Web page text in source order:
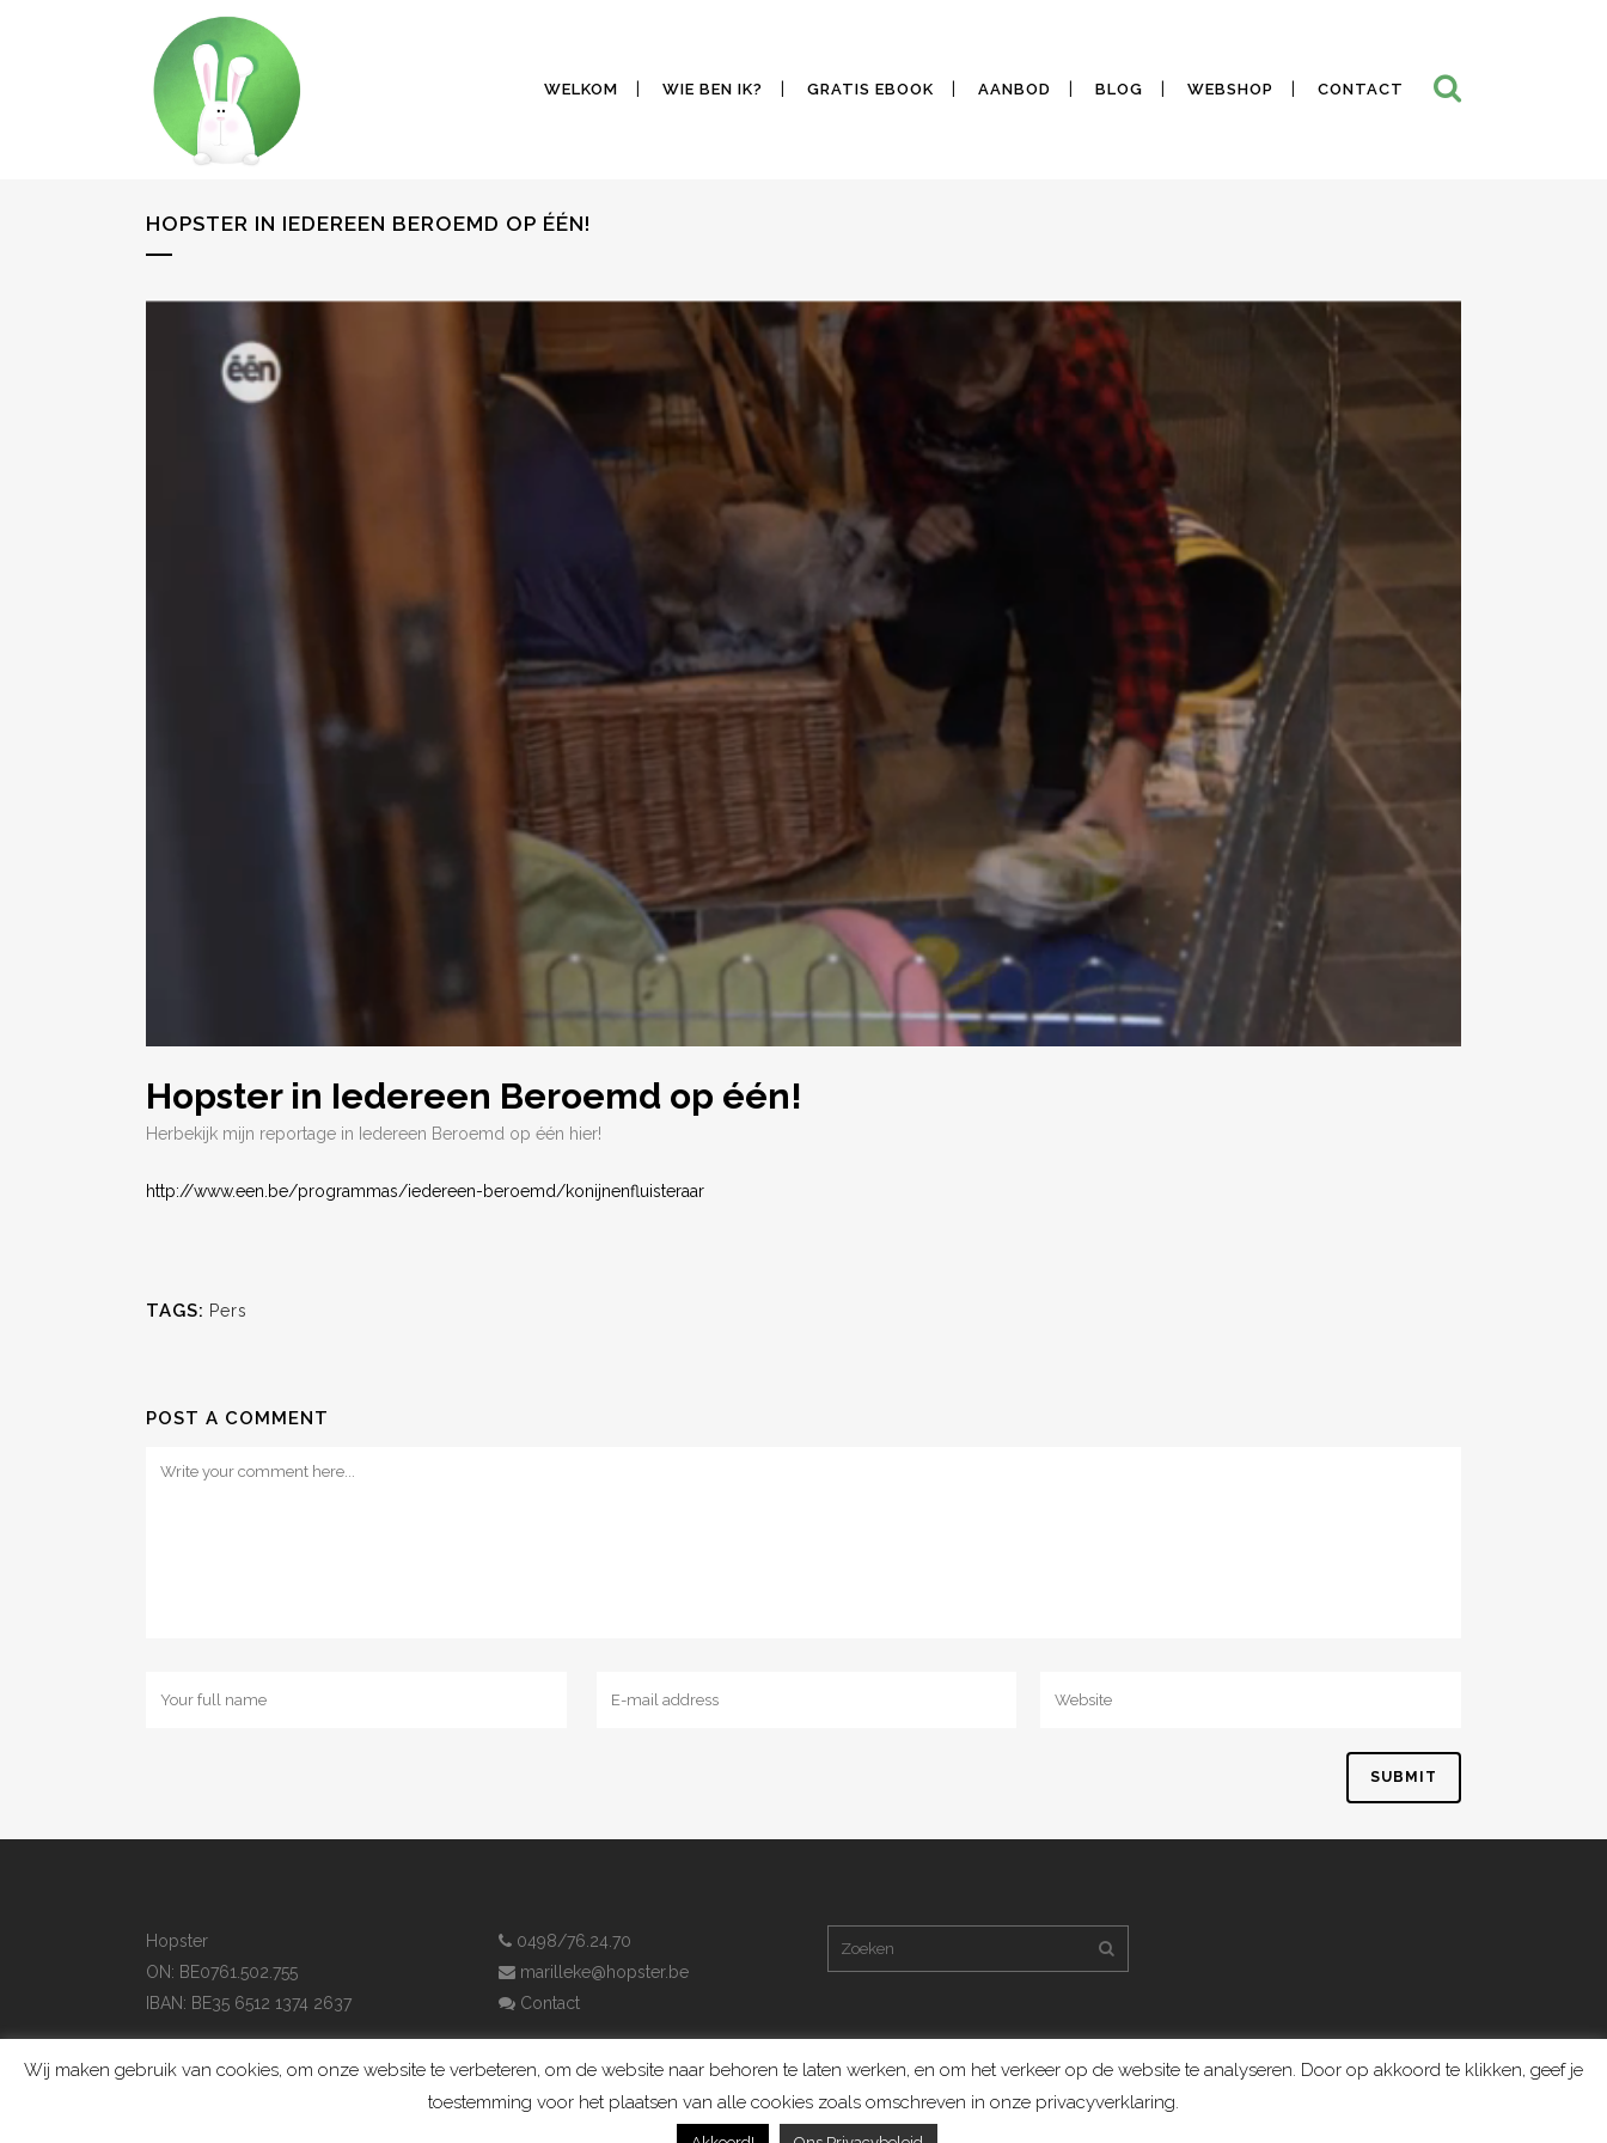
WELKOM WIE BEN IK? GRATIS EBOOK AANBOD BLOG WEBSHOP CONTACT
HOPSTER IN IEDEREEN BEROEMD OP ÉÉN!
Hopster in Iedereen Beroemd op één!
Herbekijk mijn reportage in Iedereen Beroemd op één hier!
http://www.een.be/programmas/iedereen-beroemd/konijnenfluisteraar
TAGS: Pers
POST A COMMENT
Hopster
ON: BE0761.502.755
IBAN: BE35 6512 1374 2637
0498/76.24.70
marilleke@hopster.be
Contact
Konijnenadviesbureau Hopster ©2019
Wij maken gebruik van cookies, om onze website te verbeteren, om de website naar behoren te laten werken, en om het verkeer op de website te analyseren. Door op akkoord te klikken, geef je
toestemming voor het plaatsen van alle cookies zoals omschreven in onze privacyverklaring.